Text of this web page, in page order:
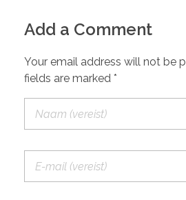
Add a Comment
Your email address will not be
fields are marked *